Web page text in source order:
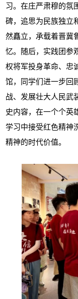
习。在庄严肃穆的氛
碑，追思为民族独立
然矗立，承载着晋冀
忆。随后，实践团参
权将军投身革命、忠
馆，同学们进一步回
战、发展壮大人民武
史内容，在一个个英
学习中接受红色精神
精神的时代价值。